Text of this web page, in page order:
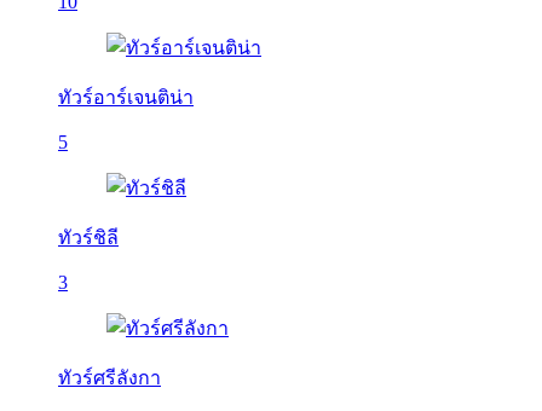
ทัวร์อาร์เจนติน่า
5
ทัวร์ชิลี
3
ทัวร์ศรีลังกา